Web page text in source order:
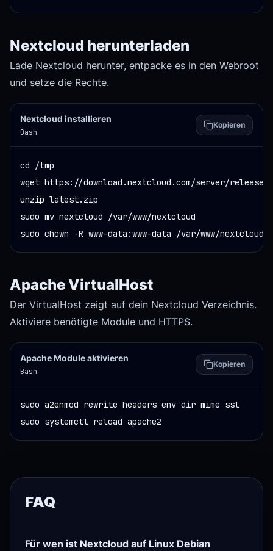
Nextcloud herunterladen
Lade Nextcloud herunter, entpacke es in den Webroot
und setze die Rechte.
Nextcloud installieren
Bash
Kopieren
cd /tmp
wget https://download.nextcloud.com/server/
unzip latest.zip
sudo mv nextcloud /var/www/nextcloud
sudo chown -R www-data:www-data /var/www/nextcloud
Apache VirtualHost
Der VirtualHost zeigt auf dein Nextcloud Verzeichnis.
Aktiviere benötigte Module und HTTPS.
Apache Module aktivieren
Bash
Kopieren
sudo a2enmod rewrite headers env dir mime ssl
sudo systemctl reload apache2
FAQ
Für wen ist Nextcloud auf Linux Debian